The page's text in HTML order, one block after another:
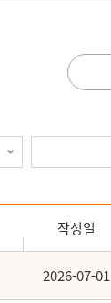
작성일
2026-07-01